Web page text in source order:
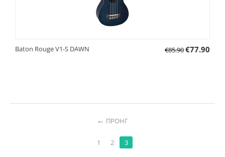
Baton Rouge V1-S DAWN €85.90€77.90
← ΠΡΟΗΓ
1 2 3